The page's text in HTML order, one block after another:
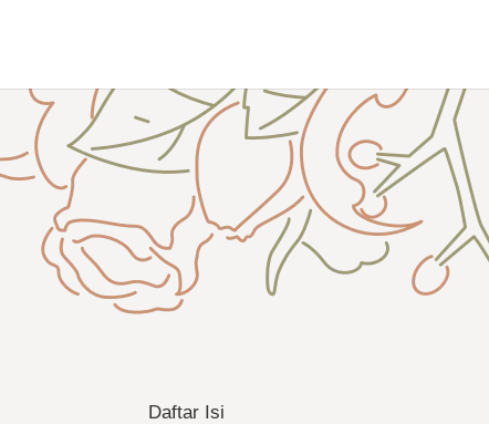
Daftar Isi